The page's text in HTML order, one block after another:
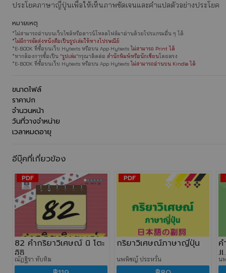
ประโยคภาษาญี่ปุ่นเพื่อให้เห็นภาพชัดเจนและคำแปลตัวอย่างประโยค
หมายเหตุ
*ไม่สามารถอ่านบนเว็บไซต์หรือดาวน์โหลดไฟล์มาอ่านด้วยโปรแกรมอื่น ๆ ได้
*ไม่มีการจัดส่งหนังสือเป็นรูปเล่มให้ทางไปรษณีย์
*E-BOOK ที่ซื้อบนเว็บ Hytexts หรือบน App Hytexts ไม่สามารถ Print ได้
*หากต้องการซื้อเป็น “รูปเล่ม”กรุณาติดต่อ สำนักพิมพ์หรือนักเขียนโดยตรง
*E-BOOK ที่ซื้อบนเว็บ Hytexts หรือบน App Hytexts ไม่สามารถอ่านบน Kindle ได้
ขนาดไฟล์
ราคาปก
จำนวนหน้า
วันที่วางจำหน่าย
เวลาหมดอายุ
อีบุ๊คที่เกี่ยวข้อง
PDF
82 คำกริยาวิเศษณ์ นิ โตะ
อิชิ
ณัฏฐิรา ทับทิม
PDF
กริยาวิเศษณ์ภาษาญี่ปุ่น
นพพิชญ์ ประหวั่น น